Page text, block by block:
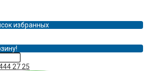
избранных
27 25